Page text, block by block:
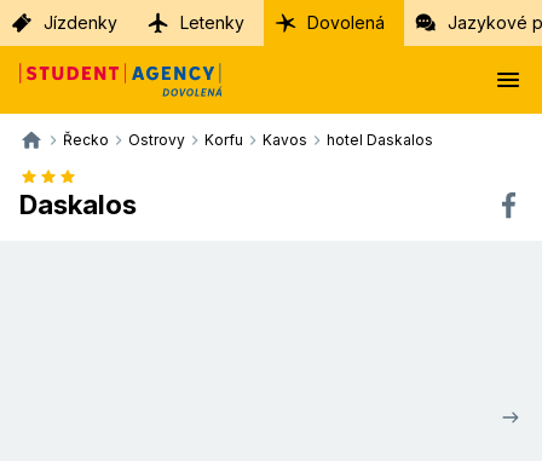
Jízdenky Letenky Dovolená Jazykové
Řecko Ostrovy Korfu Kavos hotel Daskalos
Daskalos